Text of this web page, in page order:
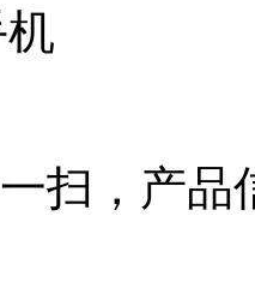
扫，产品